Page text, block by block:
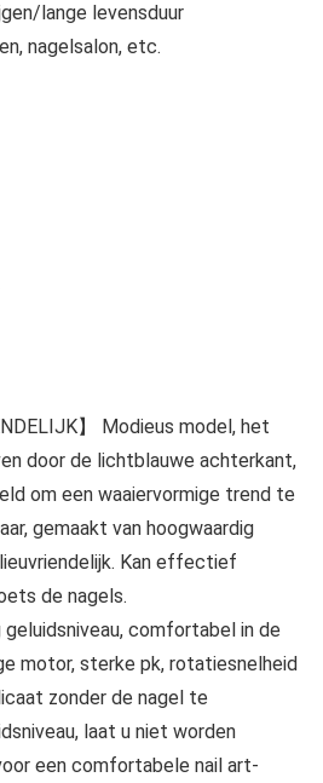
lange levensduur
nagelsalon, etc.
】 Modieus model, het
door de lichtblauwe achterkant,
om een ​​waaiervormige trend te
gemaakt van hoogwaardig
Kan effectief
de nagels.
geluidsniveau, comfortabel in de
motor, sterke pk, rotatiesnelheid
zonder de nagel te
laat u niet worden
een comfortabele nail art-